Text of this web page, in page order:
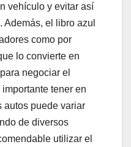
vehículo y evitar así
el libro azul
como por
lo convierte en
negociar el
tener en
autos puede variar
de diversos
utilizar el